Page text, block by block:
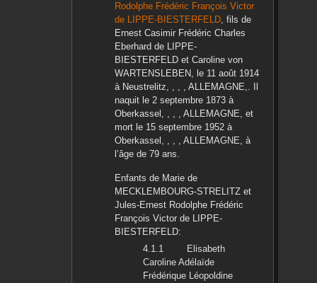
Rodolphe Frédéric François Victor
de LIPPE-BIESTERFELD, fils de
Ernest Casimir Frédéric Charles
Eberhard de LIPPE-
BIESTERFELDet Carolinevon
WARTENSLEBEN, le 11 août 1914
à Neustrelitz, , , , ALLEMAGNE,. Il
naquit le 2 septembre 1873à
Oberkassel, , , , ALLEMAGNE, et
mort le 15 septembre 1952à
Oberkassel, , , , ALLEMAGNE, à
l’âge de 79 ans.
Enfants de Mariede
MECKLEMBOURG-STRELITZet
Jules-Ernest Rodolphe Frédéric
François Victorde LIPPE-
BIESTERFELD:
Elisabeth
Caroline Adélaïde
Frédérique Léopoldine